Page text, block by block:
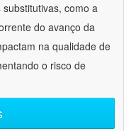
como a
do avanço da
na qualidade de
o risco de